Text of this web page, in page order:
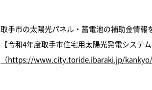
取手市の太陽光パネル・蓄電池の補助金情報
【令和4年度取手市住宅用太陽光発電システム
（https://www.city.toride.ibaraki.jp/